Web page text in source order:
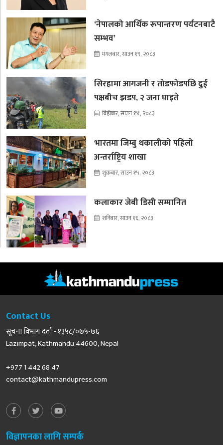
‘नेपालको आर्थिक रूपान्तरण पर्यटनबाटै
सम्भव’
मंगलबार, साउन १९, २०८३
सिरहामा आगजनी र तोडफोडपछि दुई
पक्षबीच झडप, २ जना घाइते
बिहीबार, साउन १४, २०८३
भारतमा जिम्बु थकालीको पहिलो
अन्तर्राष्ट्रिय शाखा
शुक्रबार, साउन १५, २०८३
कलाकार जेबी डिसी सम्मानित
शनिबार, साउन १६, २०८३
Contact Us
सूचना विभाग दर्ता - १३५८/०७५-७६
Lazimpat, Kathmandu 44600, Nepal
+977 1 442 68 47
contact@kathmandupress.com
विज्ञापनका लागि सम्पर्क